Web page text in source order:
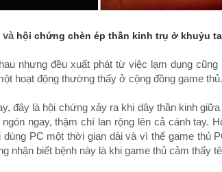
và hội chứng chèn ép thần kinh trụ ở khuỷu
nhưng đều xuất phát từ việc lạm dụng
hoạt động thường thấy ở cộng đồng game thủ.
đây là hội chứng xảy ra khi dây thần kinh
ngay, thậm chí lan rộng lên cả cánh tay.
PC một thời gian dài và vì thế game thủ
nhận biết bệnh này là khi game thủ cảm thấy